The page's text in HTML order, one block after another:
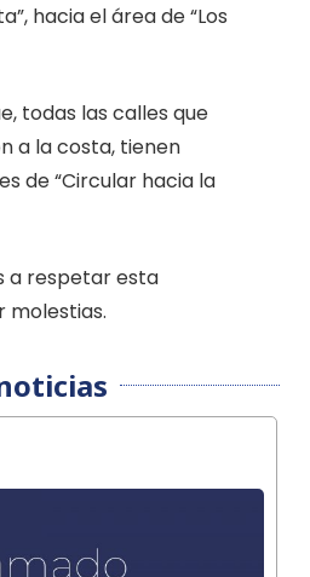
hacia el área de “Los
todas las calles que
a la costa, tienen
de “Circular hacia la
a respetar esta
molestias.